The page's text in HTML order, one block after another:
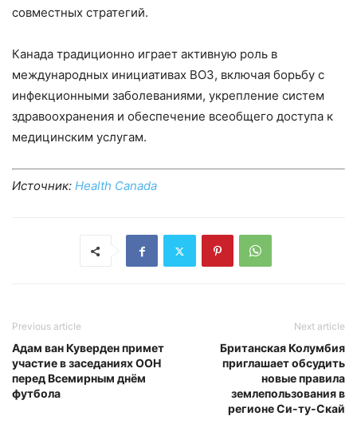
совместных стратегий.
Канада традиционно играет активную роль в
международных инициативах ВОЗ, включая борьбу с
инфекционными заболеваниями, укрепление систем
здравоохранения и обеспечение всеобщего доступа к
медицинским услугам.
Источник: Health Canada
Previous article
Адам ван Куверден примет
участие в заседаниях ООН
перед Всемирным днём
футбола
Next article
Британская Колумбия
приглашает обсудить
новые правила
землепользования в
регионе Си-ту-Скай